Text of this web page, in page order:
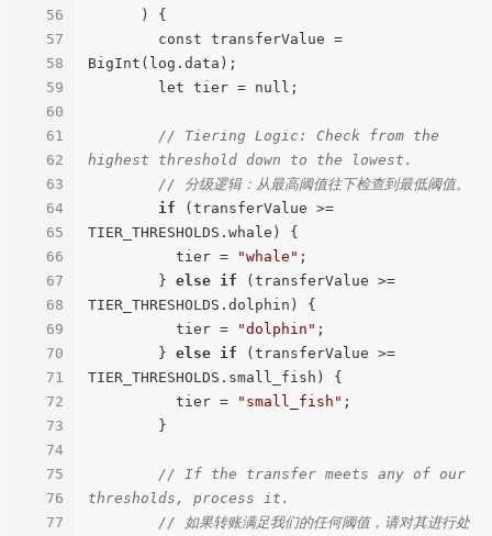
56
57
58
59
60
61
62
63
64
65
66
67
68
69
70
71
72
73
74
75
76
77
BigInt(log.data);
// Tiering Logic: Check from the
highest threshold down to the lowest.
// 分级逻辑：从最高阈值往下检查到最低阈值。
if (transferValue >=
TIER_THRESHOLDS.whale) {
          tier =
"whale" ;
        }
else if (transferValue >=
TIER_THRESHOLDS.dolphin) {
          tier =
"dolphin" ;
        }
else if (transferValue >=
TIER_THRESHOLDS.small_fish) {
          tier =
"small_fish" ;
// If the transfer meets any of our
thresholds, process it.
// 如果转账满足我们的任何阈值，请对其进行处